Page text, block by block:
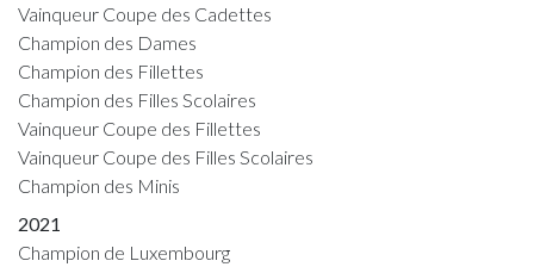
Vainqueur Coupe des Cadettes
Champion des Dames
Champion des Fillettes
Champion des Filles Scolaires
Vainqueur Coupe des Fillettes
Vainqueur Coupe des Filles Scolaires
Champion des Minis
2021
Champion de Luxembourg